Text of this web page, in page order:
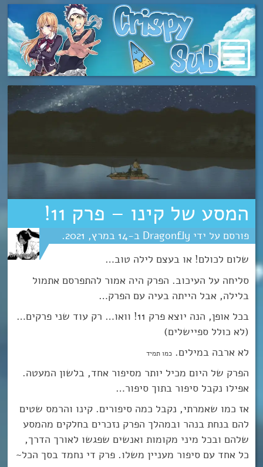
מעבר
לתוכן
המסע של קינו – פרק 11!
Dragonfly
14 מרץ 2021
שלום לכולם! או בעצם לילה טוב…
סליחה על העיכוב. הפרק היה אמור להתפרסם אתמול
בלילה, אבל הייתה בעיה עם הפרק…
בכל אופן, הנה יוצא פרק 11! וואו… רק עוד שני פרקים…
(לא כולל ספיישלים)
לא ארבה במילים.כמו תמיד
הפרק של היום מכיל יותר מסיפור אחד, בלשון המעטה.
אפילו נקבל סיפור בתוך סיפור…
אז כמו שאמרתי, נקבל כמה סיפורים. קינו והרמס שטים
להם בנחת בנהר ובמהלך הפרק נזכרים בחלקים מהמסע
שלהם ובכל מיני מקומות ואנשים שפגשו לאורך הדרך,
כל אחד עם סיפור מעניין משלו. פרק די נחמד בסך הכל~